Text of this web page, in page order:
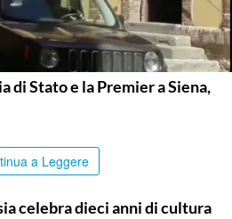
di Stato e la Premier a Siena,
a Leggere
celebra dieci anni di cultura